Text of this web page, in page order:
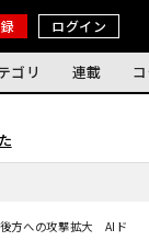
ログイン
ゴリ 連載
方への攻撃拡大 AIドロ